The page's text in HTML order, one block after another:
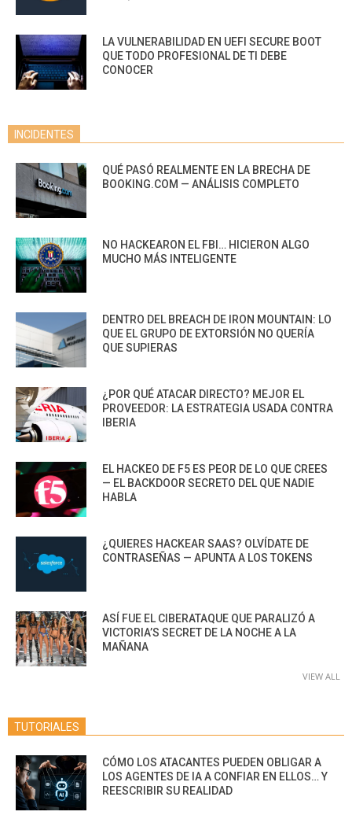
LA VULNERABILIDAD EN UEFI SECURE BOOT
QUE TODO PROFESIONAL DE TI DEBE
CONOCER
INCIDENTES
QUÉ PASÓ REALMENTE EN LA BRECHA DE
BOOKING.COM — ANÁLISIS COMPLETO
NO HACKEARON EL FBI… HICIERON ALGO
MUCHO MÁS INTELIGENTE
DENTRO DEL BREACH DE IRON MOUNTAIN: LO
QUE EL GRUPO DE EXTORSIÓN NO QUERÍA
QUE SUPIERAS
¿POR QUÉ ATACAR DIRECTO? MEJOR EL
PROVEEDOR: LA ESTRATEGIA USADA CONTRA
IBERIA
EL HACKEO DE F5 ES PEOR DE LO QUE CREES
— EL BACKDOOR SECRETO DEL QUE NADIE
HABLA
¿QUIERES HACKEAR SAAS? OLVÍDATE DE
CONTRASEÑAS — APUNTA A LOS TOKENS
ASÍ FUE EL CIBERATAQUE QUE PARALIZÓ A
VICTORIA’S SECRET DE LA NOCHE A LA
MAÑANA
VIEW ALL
TUTORIALES
CÓMO LOS ATACANTES PUEDEN OBLIGAR A
LOS AGENTES DE IA A CONFIAR EN ELLOS… Y
REESCRIBIR SU REALIDAD